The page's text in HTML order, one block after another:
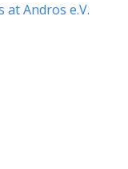
Andros e.V.